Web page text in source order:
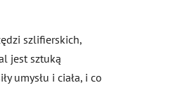
szlifierskich,
jest sztuką
umysłu i ciała, i co